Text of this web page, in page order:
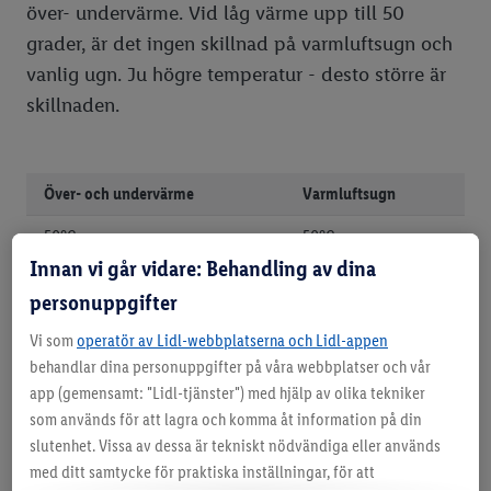
över- undervärme. Vid låg värme upp till 50
grader, är det ingen skillnad på varmluftsugn och
vanlig ugn. Ju högre temperatur - desto större är
skillnaden.
Över- och undervärme Varmluftsugn
50°C 50°C
75°C 70°C
125°C 110°C
150°C 135°C
175°C 160°C
Innan vi går vidare: Behandling av dina
personuppgifter
Vi som operatör av Lidl-webbplatserna och Lidl-appen
behandlar dina personuppgifter på våra webbplatser och vår
app (gemensamt: "Lidl-tjänster") med hjälp av olika tekniker
som används för att lagra och komma åt information på din
slutenhet. Vissa av dessa är tekniskt nödvändiga eller används
med ditt samtycke för praktiska inställningar, för att